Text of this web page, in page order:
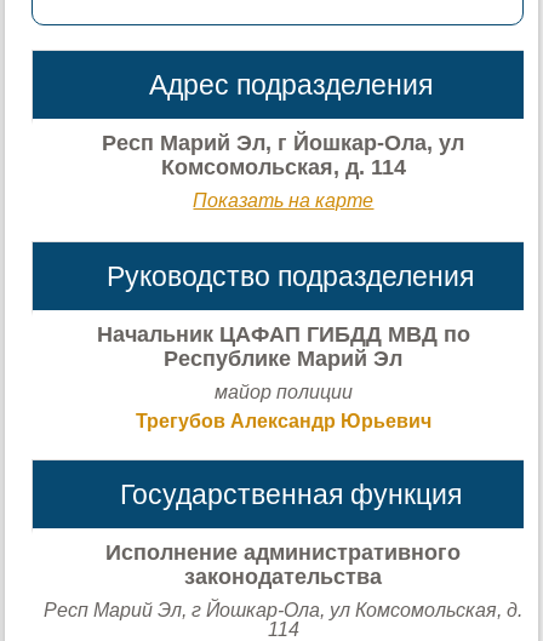
Адрес подразделения
Респ Марий Эл, г Йошкар-Ола, ул
Комсомольская, д. 114
Показать на карте
Руководство подразделения
Начальник ЦАФАП ГИБДД МВД по
Республике Марий Эл
майор полиции
Трегубов Александр Юрьевич
Государственная функция
Исполнение административного
законодательства
Респ Марий Эл, г Йошкар-Ола, ул Комсомольская, д.
114